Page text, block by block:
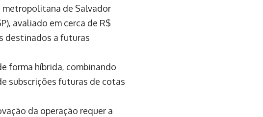
metropolitana de Salvador
avaliado em cerca de R$
destinados a futuras
forma híbrida, combinando
subscrições futuras de cotas
da operação requer a